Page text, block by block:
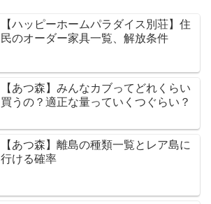
【ハッピーホームパラダイス別荘】住
民のオーダー家具一覧、解放条件
【あつ森】みんなカブってどれくらい
買うの？適正な量っていくつぐらい？
【あつ森】離島の種類一覧とレア島に
行ける確率